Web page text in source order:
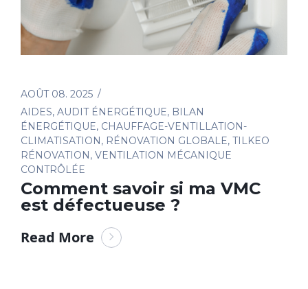
AOÛT 08. 2025
AIDES, AUDIT ÉNERGÉTIQUE, BILAN
ÉNERGÉTIQUE, CHAUFFAGE-VENTILLATION-
CLIMATISATION , RÉNOVATION GLOBALE, TILKEO
RÉNOVATION , VENTILATION MÉCANIQUE
CONTRÔLÉE
Comment savoir si ma VMC
est défectueuse ?
Read More